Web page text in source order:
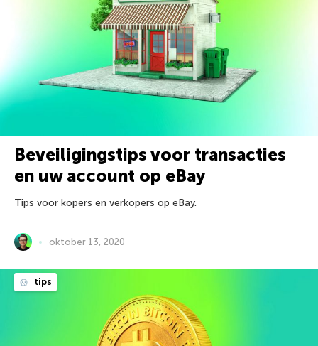
Beveiligingstips voor transacties
en uw account op eBay
Tips voor kopers en verkopers op eBay.
oktober 13, 2020
tips